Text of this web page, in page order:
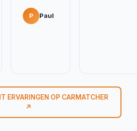
P Paul
ERVARINGEN OP CARMATCHER
↗